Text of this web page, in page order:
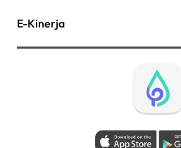
E-Kinerja